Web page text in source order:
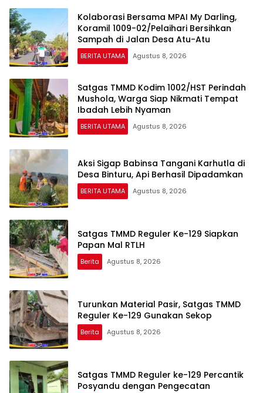
Kolaborasi Bersama MPAI My Darling,
Koramil 1009-02/Pelaihari Bersihkan
Sampah di Jalan Desa Atu-Atu
BERITA UTAMA Agustus 8, 2026
Satgas TMMD Kodim 1002/HST Perindah
Mushola, Warga Siap Nikmati Tempat
Ibadah Lebih Nyaman
BERITA UTAMA Agustus 8, 2026
Aksi Sigap Babinsa Tangani Karhutla di
Desa Binturu, Api Berhasil Dipadamkan
BERITA UTAMA Agustus 8, 2026
Satgas TMMD Reguler Ke-129 Siapkan
Papan Mal RTLH
Berita Agustus 8, 2026
Turunkan Material Pasir, Satgas TMMD
Reguler Ke-129 Gunakan Sekop
Berita Agustus 8, 2026
Satgas TMMD Reguler ke-129 Percantik
Posyandu dengan Pengecatan